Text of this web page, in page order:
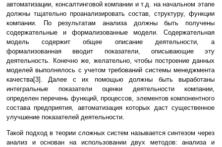
автоматизации, консалтинговой компании и т.д. на начальном этапе
должны тщательно проанализировать состав, структуру, функции
компании. По результатам анализа должны быть получены
содержательные и формализованные модели. Содержательная
модель содержит общее описание деятельности, а
формализованная вводит показатели, описывающие эту
деятельность. Конечно же, желательно, чтобы построение данных
моделей выполнялось с учетом требований системы менеджмента
качества[3]. Далее с их помощью должны быть выработаны
интегральные показатели оценки деятельности компании,
определен перечень функций, процессов, элементов компонентного
состава предприятия, автоматизация которых даст существенное
улучшение показателей деятельности.
Такой подход в теории сложных систем называется синтезом через
анализ и основан на использовании двух методов: анализа и